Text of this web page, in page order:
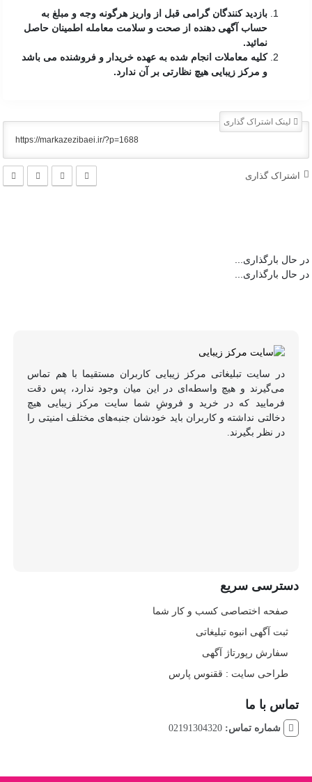
بازدید کنندگان گرامی قبل از واریز هرگونه وجه و مبلغ به
حساب آگهی دهنده از صحت و سلامت معامله اطمینان حاصل
نمائید.
کلیه معاملات انجام شده به عهده خریدار و فروشنده می باشد
و مرکز زیبایی هیچ نظارتی بر آن ندارد.
لینک اشتراک گذاری
اشتراک گذاری
در حال بارگذاری...
در حال بارگذاری...
در سایت تبلیغاتی مرکز زیبایی کاربران مستقیما با هم تماس
می‌گیرند و هیچ واسطه‌ای در این میان وجود ندارد، پس دقت
فرمایید که در خرید و فروشِ شما سایت مرکز زیبایی هیچ
دخالتی نداشته و کاربران باید خودشان جنبه‌های مختلف امنیتی را
در نظر بگیرند.
دسترسی سریع
صفحه اختصاصی کسب و کار شما
ثبت آگهی انبوه تبلیغاتی
سفارش رپورتاژ آگهی
طراحی سایت : ققنوس پارس
تماس با ما
شماره تماس:02191304320